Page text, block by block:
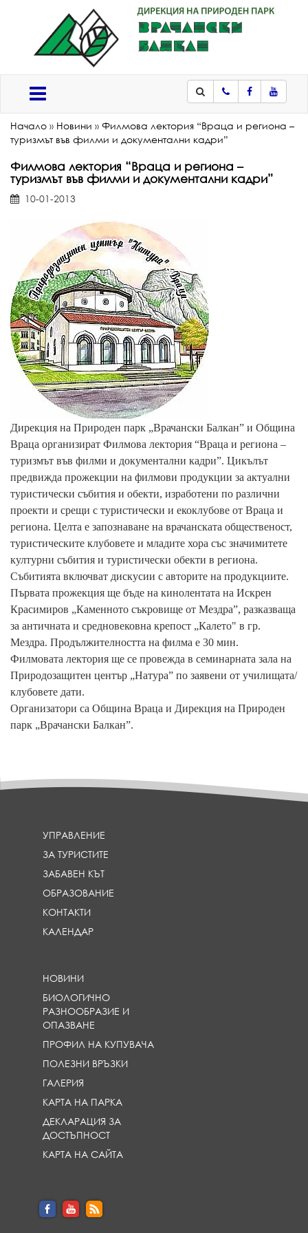
ТелефонFacebook
Начало » Новини » Филмова лектория “Враца и региона –
туризмът във филми и документални кадри”
Филмова лектория “Враца и региона –
туризмът във филми и документални кадри”
10-01-2013
Дирекция на Природен парк „Врачански Балкан” и Община
Враца организират Филмова лектория “Враца и региона –
туризмът във филми и документални кадри”. Цикълът
предвижда прожекции на филмови продукции за актуални
туристически събития и обекти, изработени по различни
проекти и срещи с туристически и екоклубове от Враца и
региона. Целта е запознаване на врачанската общественост,
туристическите клубовете и младите хора със значимитете
културни събития и туристически обекти в региона.
Събитията включват дискусии с авторите на продукциите.
Първата прожекция ще бъде на кинолентата на Искрен
Красимиров „Каменното съкровище от Мездра”, разказваща
за античната и средновековна крепост „Калето" в гр.
Мездра. Продължителността на филма е 30 мин.
Филмовата лектория ще се провежда в семинарната зала на
Природозащитен център „Натура” по заявени от училищата/
клубовете дати.
Организатори са Община Враца и Дирекция на Природен
парк „Врачански Балкан”.
УПРАВЛЕНИЕ
ЗА ТУРИСТИТЕ
ЗАБАВЕН КЪТ
ОБРАЗОВАНИЕ
КОНТАКТИ
КАЛЕНДАР
НОВИНИ
БИОЛОГИЧНО
РАЗНООБРАЗИЕ И
ОПАЗВАНЕ
ПРОФИЛ НА КУПУВАЧА
ПОЛЕЗНИ ВРЪЗКИ
ГАЛЕРИЯ
КАРТА НА ПАРКА
ДЕКЛАРАЦИЯ ЗА
ДОСТЪПНОСТ
КАРТА НА САЙТА